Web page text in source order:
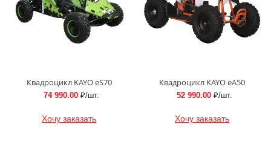
Квадроцикл KAYO еS70
74 990.00 ₽/шт.
Хочу заказать
Квадроцикл KAYO еA50
52 990.00 ₽/шт.
Хочу заказать